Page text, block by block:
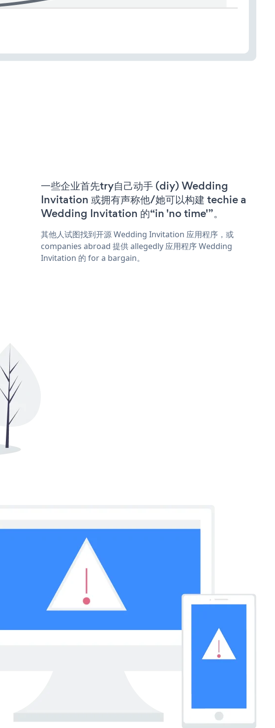
一些企业首先try自己动手 (diy) Wedding
Invitation 或拥有声称他/她可以构建 techie a
Wedding Invitation 的“in 'no time'”。
其他人试图找到开源 Wedding Invitation 应用程序，或
companies abroad 提供 allegedly 应用程序 Wedding
Invitation 的 for a bargain。